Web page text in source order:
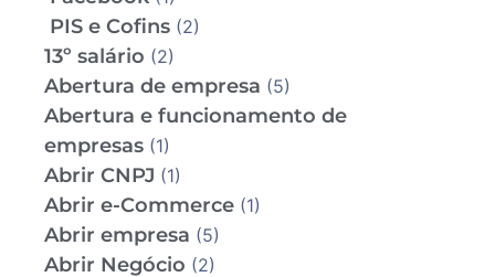
PIS e Cofins (2)
13º salário (2)
Abertura de empresa (5)
Abertura e funcionamento de
empresas (1)
Abrir CNPJ (1)
Abrir e-Commerce (1)
Abrir empresa (5)
Abrir Negócio (2)